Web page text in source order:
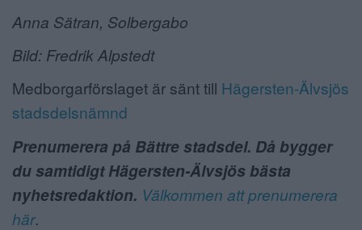
Anna Sätran, Solbergabo
Bild: Fredrik Alpstedt
Medborgarförslaget är sänt till Hägersten-Älvsjös
stadsdelsnämnd
Prenumerera på Bättre stadsdel. Då bygger
du samtidigt Hägersten-Älvsjös bästa
nyhetsredaktion. Välkommen att prenumerera
här.